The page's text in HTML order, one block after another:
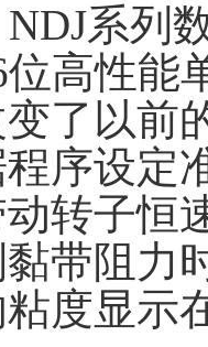
系列
位高性能
了以前
序设定
转子恒
带阻力
粘度显示